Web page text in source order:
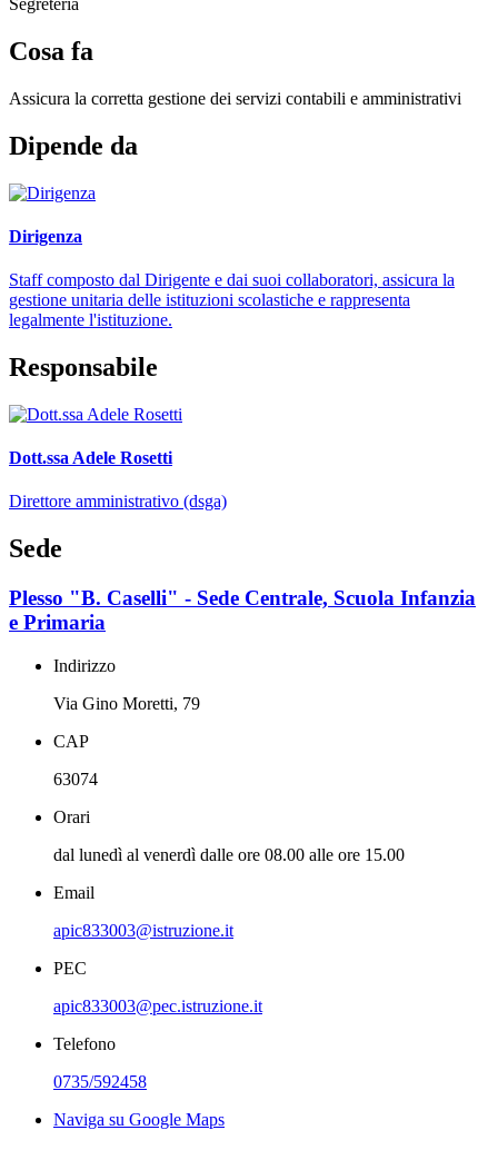
Segreteria
Cosa fa
Assicura la corretta gestione dei servizi contabili e amministrativi
Dipende da
Dirigenza
Staff composto dal Dirigente e dai suoi collaboratori, assicura la
gestione unitaria delle istituzioni scolastiche e rappresenta
legalmente l'istituzione.
Responsabile
Dott.ssa Adele Rosetti
Direttore amministrativo (dsga)
Sede
Plesso "B. Caselli" - Sede Centrale, Scuola Infanzia
e Primaria
Indirizzo
Via Gino Moretti, 79
CAP
63074
Orari
dal lunedì al venerdì dalle ore 08.00 alle ore 15.00
Email
apic833003@istruzione.it
PEC
apic833003@pec.istruzione.it
Telefono
0735/592458
Naviga su Google Maps